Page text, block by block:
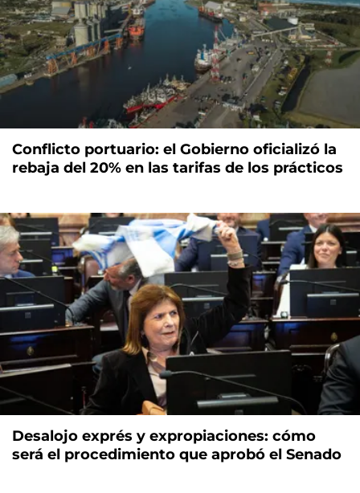
Conflicto portuario: el Gobierno oficializó la
rebaja del 20% en las tarifas de los prácticos
Desalojo exprés y expropiaciones: cómo
será el procedimiento que aprobó el Senado